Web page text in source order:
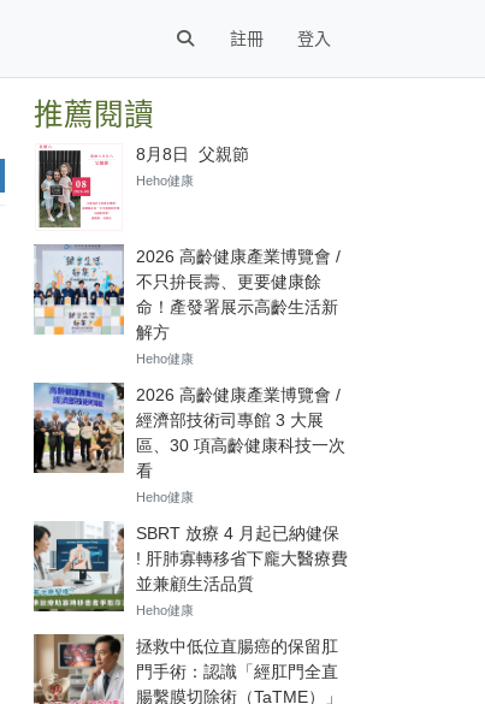
註冊 登入
推薦閱讀